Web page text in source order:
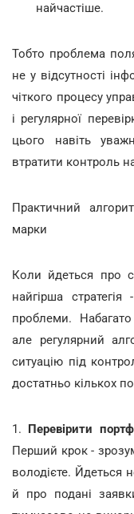
найчастіше.
Тобто проблема
не у відсутності
чіткого процесу
і регулярної
цього навіть
втратити контроль
Практичний
марки
Коли йдеться про
найгірша
проблеми.
але регулярний
ситуацію під
достатньо кількох
1. Перевірити
Перший крок -
володієте. Йдеться
й про подані